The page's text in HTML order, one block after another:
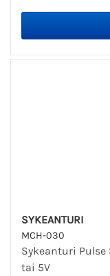
SYKEANTURI
MCH-030
Sykeanturi
tai 5V